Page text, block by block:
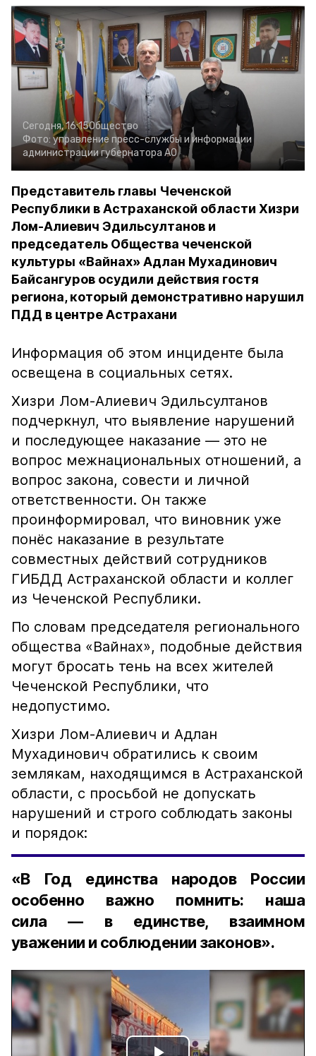
Сегодня, 16:15Общество
Фото: управление пресс-службы и информации
администрации губернатора АО
Представитель главы Чеченской
Республики в Астраханской области Хизри
Лом-Алиевич Эдильсултанов и
председатель Общества чеченской
культуры «Вайнах» Адлан Мухадинович
Байсангуров осудили действия гостя
региона, который демонстративно нарушил
ПДД в центре Астрахани
Информация об этом инциденте была
освещена в социальных сетях.
Хизри Лом-Алиевич Эдильсултанов
подчеркнул, что выявление нарушений
и последующее наказание — это не
вопрос межнациональных отношений, а
вопрос закона, совести и личной
ответственности. Он также
проинформировал, что виновник уже
понёс наказание в результате
совместных действий сотрудников
ГИБДД Астраханской области и коллег
из Чеченской Республики.
По словам председателя регионального
общества «Вайнах», подобные действия
могут бросать тень на всех жителей
Чеченской Республики, что
недопустимо.
Хизри Лом-Алиевич и Адлан
Мухадинович обратились к своим
землякам, находящимся в Астраханской
области, с просьбой не допускать
нарушений и строго соблюдать законы
и порядок:
«В Год единства народов России
особенно важно помнить: наша
сила — в единстве, взаимном
уважении и соблюдении законов».